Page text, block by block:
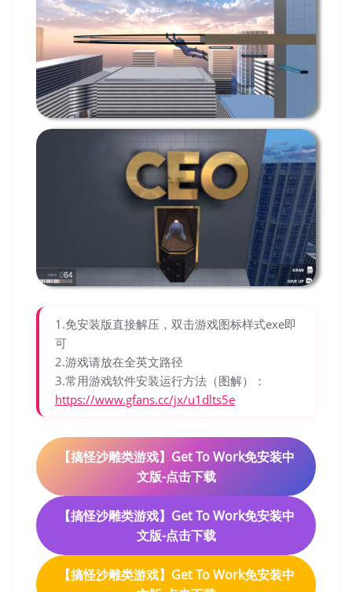
1.免安装版直接解压，双击游戏图标样式exe即
可
2.游戏请放在全英文路径
3.常用游戏软件安装运行方法（图解）：
https://www.gfans.cc/jx/u1dlts5e
【搞怪沙雕类游戏】Get To Work免安装中
文版-点击下载
【搞怪沙雕类游戏】Get To Work免安装中
文版-点击下载
【搞怪沙雕类游戏】Get To Work免安装中